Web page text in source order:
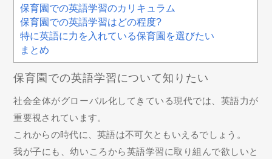
保育園での英語学習のカリキュラム
保育園での英語学習はどの程度?
特に英語に力を入れている保育園を選びたい
まとめ
保育園での英語学習について知りたい
社会全体がグローバル化してきている現代では、英語力が
重要視されています。
これからの時代に、英語は不可欠ともいえるでしょう。
我が子にも、幼いころから英語学習に取り組んで欲しいと